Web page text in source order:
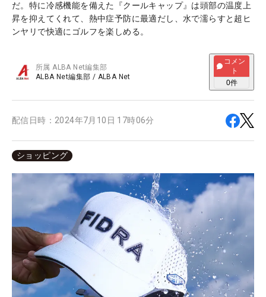
だ。特に冷感機能を備えた『クールキャップ』は頭部の温度上
昇を抑えてくれて、熱中症予防に最適だし、水で濡らすと超ヒ
ンヤリで快適にゴルフを楽しめる。
所属ALBA Net編集部
ALBA Net編集部 / ALBA Net
コメン
ト
0件
配信日時： 2024年7月10日 17時06分
ショッピング